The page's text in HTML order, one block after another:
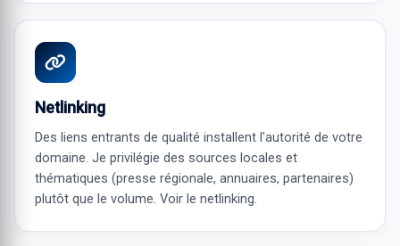
Netlinking
Des liens entrants de qualité installent l'autorité de votre
domaine. Je privilégie des sources locales et
thématiques (presse régionale, annuaires, partenaires)
plutôt que le volume. Voir le netlinking.